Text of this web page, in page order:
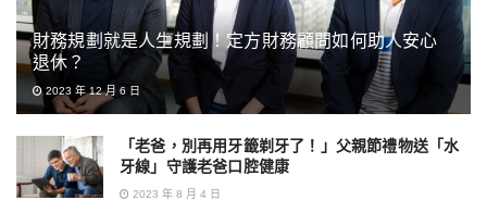
財務規劃就是人生規劃！定方財務顧問如何助人安心
退休？
2023 年 12 月 6 日
「老爸，別再用牙籤剃牙了！」父親節禮物送「水
牙線」守護老爸口腔健康
2023 年 8 月 4 日